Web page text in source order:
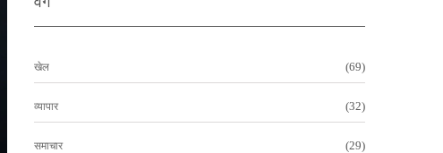
खेल (69)
व्यापार (32)
समाचार (29)